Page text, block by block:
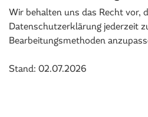
Wir behalten uns das Recht vor,
Datenschutzerklärung jederzeit
Bearbeitungsmethoden
Stand: 02.07.2026